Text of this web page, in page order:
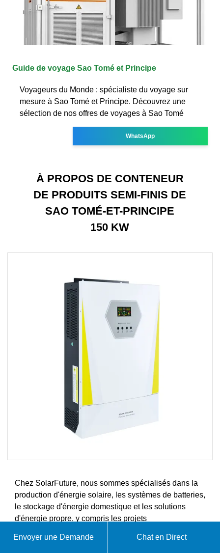
Guide de voyage Sao Tomé et Principe
Voyageurs du Monde : spécialiste du voyage sur
mesure à Sao Tomé et Principe. Découvrez une
sélection de nos offres de voyages à Sao Tomé
WhatsApp
À PROPOS DE CONTENEUR
DE PRODUITS SEMI-FINIS DE
SAO TOMÉ-ET-PRINCIPE
150 KW
Chez SolarFuture, nous sommes spécialisés dans la
production d'énergie solaire, les systèmes de batteries,
le stockage d'énergie domestique et les solutions
d'énergie propre, y compris les projets
la production solaire haute performance et les
Envoyer une Demande Chat en Direct